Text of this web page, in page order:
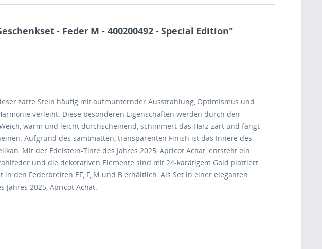
- Feder M - 400200492 - Special Edition"
zarte Stein häufig mit aufmunternder Ausstrahlung, Optimismus und
verleiht. Diese besonderen Eigenschaften werden durch den
warm und leicht durchscheinend, schimmert das Harz zart und fängt
Aufgrund des samtmatten, transparenten Finish ist das Innere des
Mit der Edelstein-Tinte des Jahres 2025, Apricot Achat, entsteht ein
und die dekorativen Elemente sind mit 24-karätigem Gold plattiert
den Federbreiten EF, F, M und B erhältlich. Als Set in einer eleganten
Jahres 2025, Apricot Achat.